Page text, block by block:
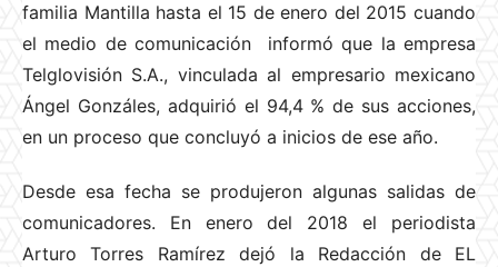
familia Mantilla hasta el 15 de enero del 2015 cuando
el medio de comunicación informó que la empresa
Telglovisión S.A., vinculada al empresario mexicano
Ángel Gonzáles, adquirió el 94,4 % de sus acciones,
en un proceso que concluyó a inicios de ese año.
Desde esa fecha se produjeron algunas salidas de
comunicadores. En enero del 2018 el periodista
Arturo Torres Ramírez dejó la Redacción de EL